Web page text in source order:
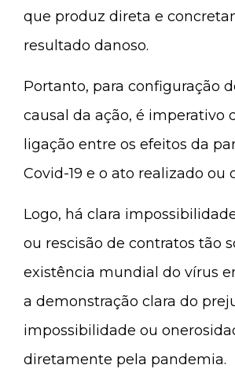
que produz direta e
resultado danoso.
Portanto, para configuração
causal da ação, é imperativo
ligação entre os efeitos da
Covid-19 e o ato realizado ou
Logo, há clara
ou rescisão de contratos tão
existência mundial do vírus
a demonstração clara do
impossibilidade ou
diretamente pela pandemia.